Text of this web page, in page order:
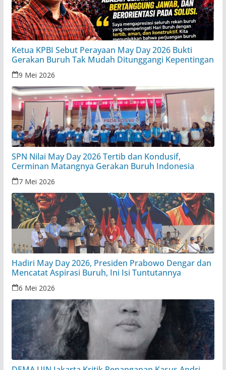
Ketua KPBI Sebut Perayaan May Day 2026 Bukti
Gerakan Buruh Tak Mudah Ditunggangi Kepentingan
9 Mei 2026
SPN Nilai May Day 2026 Tertib dan Kondusif,
Cerminan Matangnya Gerakan Buruh Indonesia
7 Mei 2026
Hadiri May Day 2026, Presiden Prabowo Dengar dan
Mencatat Aspirasi Buruh, Ini Isi Tuntutannya
6 Mei 2026